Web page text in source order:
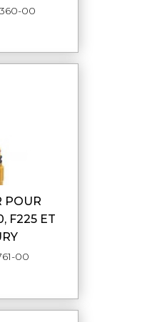
00
F225 ET
00